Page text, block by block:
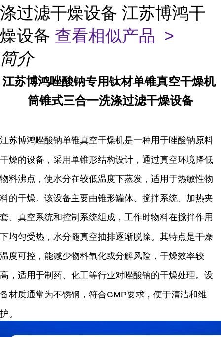
涤过滤干燥设备 江苏博鸿干
燥设备 查看相似产品 >
简介
江苏博鸿唑酸钠专用钛材单锥真空干燥机
筒锥式三合一洗涤过滤干燥设备
江苏博鸿唑酸钠单锥真空干燥机是一种用于唑酸钠原料
干燥的设备，采用单锥形结构设计，通过真空环境降低
物料沸点，使水分在较低温度下蒸发，适用于热敏性物
料的干燥。该设备主要由锥形罐体、搅拌系统、加热夹
套、真空系统和控制系统组成，工作时物料在搅拌作用
下均匀受热，水分随真空抽排逐渐脱除。其特点是干燥
温度可控，能减少物料氧化或分解风险，干燥效率较
高，适用于制药、化工等行业对唑酸钠的干燥处理。设
备材质通常为不锈钢，符合GMP要求，便于清洁和维
护。